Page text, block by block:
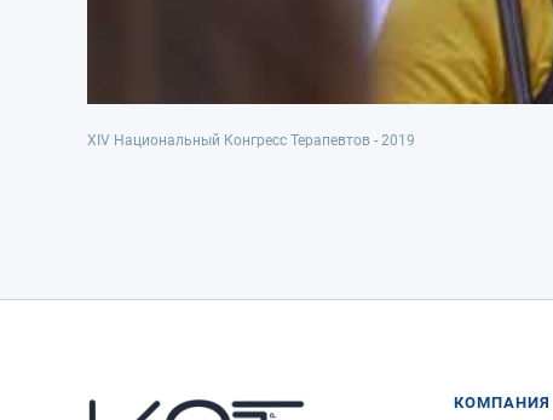
XIV Национальный Конгресс Терапевтов - 2019
КОМПАНИЯ